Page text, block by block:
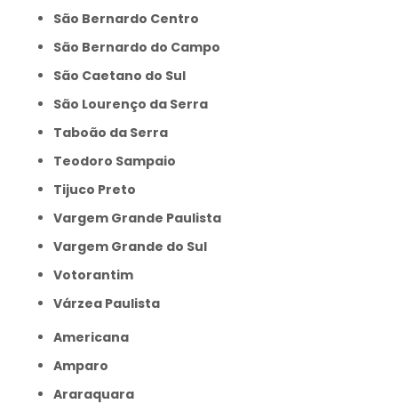
São Bernardo Centro
São Bernardo do Campo
São Caetano do Sul
São Lourenço da Serra
Taboão da Serra
Teodoro Sampaio
Tijuco Preto
Vargem Grande Paulista
Vargem Grande do Sul
Votorantim
Várzea Paulista
Americana
Amparo
Araraquara